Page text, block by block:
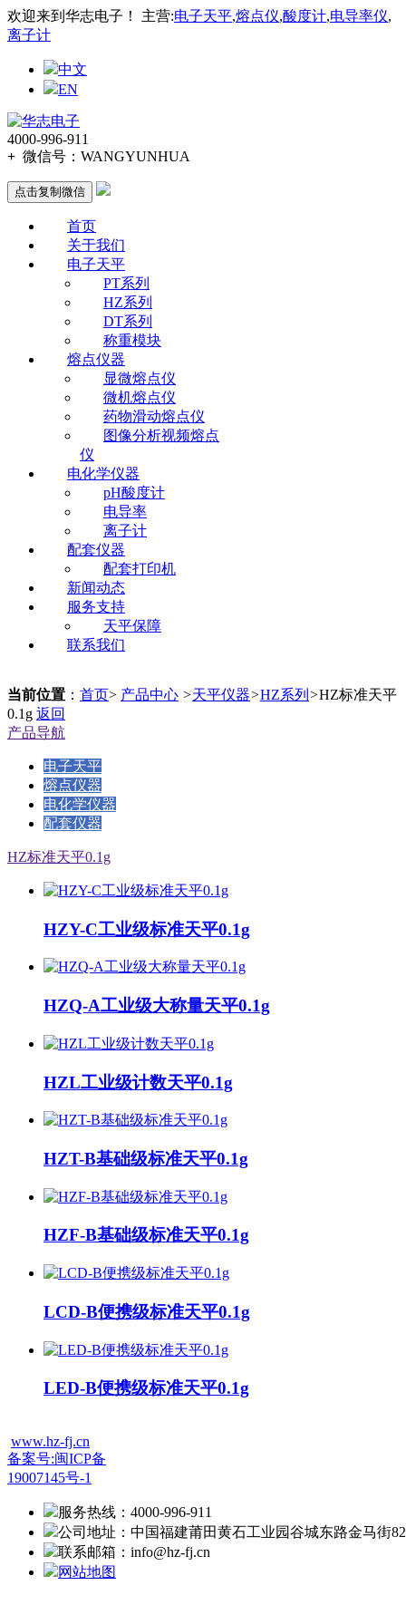
欢迎来到华志电子！ 主营:电子天平,熔点仪,酸度计,电导率仪,
离子计
中文
EN
4000-996-911
+ 微信号： WANGYUNHUA
点击复制微信
首页
关于我们
电子天平
PT系列
HZ系列
DT系列
称重模块
熔点仪器
显微熔点仪
微机熔点仪
药物滑动熔点仪
图像分析视频熔点
仪
电化学仪器
pH酸度计
电导率
离子计
配套仪器
配套打印机
新闻动态
服务支持
天平保障
联系我们
当前位置 ： 首页> 产品中心 >天平仪器>HZ系列 >HZ标准天平
0.1g 返回
产品导航
电子天平
熔点仪器
电化学仪器
配套仪器
HZ标准天平0.1g
HZY-C工业级标准天平0.1g
HZQ-A工业级大称量天平0.1g
HZL工业级计数天平0.1g
HZT-B基础级标准天平0.1g
HZF-B基础级标准天平0.1g
LCD-B便携级标准天平0.1g
LED-B便携级标准天平0.1g
www.hz-fj.cn
备案号:闽ICP备
19007145号-1
服务热线：4000-996-911
公司地址：中国福建莆田黄石工业园谷城东路金马街
联系邮箱：info@hz-fj.cn
网站地图